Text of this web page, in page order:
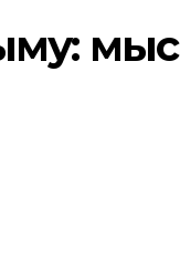
мыс